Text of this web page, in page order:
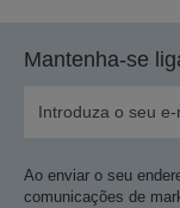
Mantenha-se
Ao enviar o seu
comunicações de